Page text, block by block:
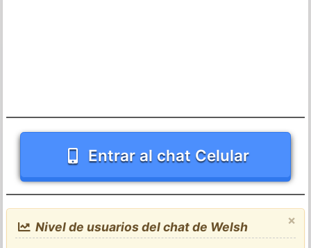
Entrar al chat Celular
×
Nivel de usuarios del chat de Welsh